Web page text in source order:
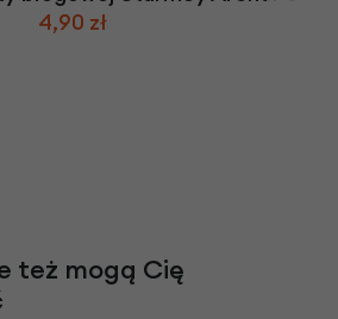
4,90 zł
też mogą Cię